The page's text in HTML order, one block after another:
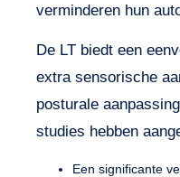
verminderen hun
De LT biedt een
extra sensorische
posturale
studies hebben
Een significante